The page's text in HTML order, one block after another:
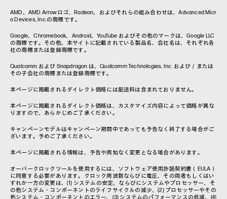
AMD、AMD Arrowロゴ、Radeon、およびそれらの組み合わせは、Advanced Micr
o Devices, Inc.の商標です。
Google、Chromebook、Android、YouTube およびその他のマークは、Google LLC
の商標です。その他、本サイトに記載されている製品名、会社名は、それぞれ各
社の商標または登録商標です。
Qualcomm および Snapdragon は、Qualcomm Technologies, Inc. および／または
その子会社の商標または登録商標です。
本ページに掲載されるダイレクト価格には配送料は含まれておりません。
本ページに掲載されるダイレクト価格は、カスタマイズ内容によって価格が異な
りますので、あらかじめご了承ください。
キャンペーンモデルはキャンペーン期間中であっても予告なく終了する場合がご
ざいます。予めご了承ください。
本ページに掲載される情報は、予告や周知なく変更となる場合があります。
オーバークロックツールを使用するには、ソフトウェア使用許諾契約書（EULA）
に同意する必要があります。クロック周波数ならびに電圧、その両者もしくはい
ずれか一方の変更は、(1) システムの安定、ならびにシステムやプロセッサー、そ
の他システム・コンポーネントのライフサイクルの減少、(2) プロセッサーやその
他システム・コンポーネントのエラー、(3) システムのパフォーマンスの低減、(4)